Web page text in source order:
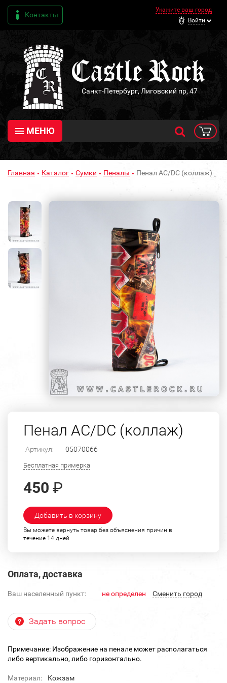
Контакты
Укажите ваш город
Войти
Санкт-Петербург, Лиговский пр, 47
МЕНЮ
Главная Каталог Сумки Пеналы Пенал AC/DC (коллаж)
Пенал AC/DC (коллаж)
Артикул: 05070066
Бесплатная примерка
450 ₽
Добавить в корзину
Вы можете вернуть товар без объяснения причин в
течение 14 дней
Оплата, доставка
Ваш населенный пункт: не определен Cменить город
Задать вопрос
Примечание: Изображение на пенале может располагаться
либо вертикально, либо горизонтально.
Материал:
Кожзам